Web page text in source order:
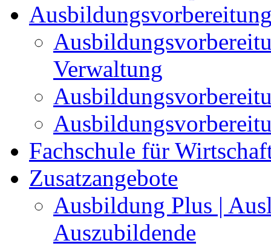
Verwaltung
Fachschule für
Zusatzangebote
Ausbildung Plus |
Auszubildende